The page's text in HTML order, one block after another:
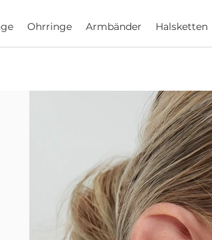
Ohrringe Armbänder Halsketten